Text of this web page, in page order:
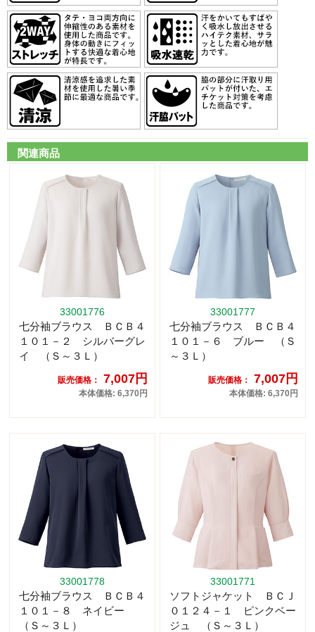
関連商品
33001776
七分袖ブラウス ＢＣＢ４
１０１－２ シルバーグレ
イ （Ｓ～３Ｌ）
販売価格： 7,007円
本体価格: 6,370円
33001777
七分袖ブラウス ＢＣＢ４
１０１－６ ブルー （Ｓ
～３Ｌ）
販売価格： 7,007円
本体価格: 6,370円
33001778
七分袖ブラウス ＢＣＢ４
１０１－８ ネイビー
（Ｓ～３Ｌ）
33001771
ソフトジャケット ＢＣＪ
０１２４－１ ピンクベー
ジュ （Ｓ～３Ｌ）